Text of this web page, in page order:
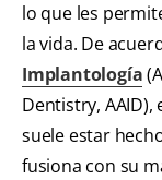
lo que les
la vida. De
Implantología
Dentistry,
suele estar
fusiona con su